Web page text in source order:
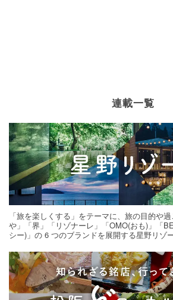
連載一覧
「旅を楽しくする」をテーマに、旅の目的や
や」「界」「リゾナーレ」「OMO(おも)」「
シー)」の 6 つのブランドを展開する星野リゾ